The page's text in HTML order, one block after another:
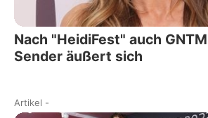
Nach "HeidiFest" auch
Sender äußert sich
Artikel -